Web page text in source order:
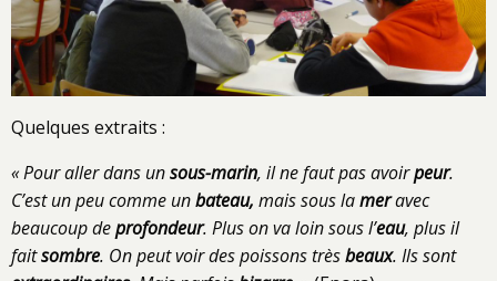
Quelques extraits :
« Pour aller dans unsous-marin, il ne faut pas avoirpeur.
C’est un peu comme unbateau, mais sous lameravec
beaucoup deprofondeur. Plus on va loin sous l’eau, plus il
faitsombre. On peut voir des poissons trèsbeaux. Ils sont